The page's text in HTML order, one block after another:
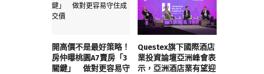
開高價不是最好策略！
房仲曝桃園A7賣房「3
關鍵」 做對更容易守
Questex旗下國際酒店
業投資論壇亞洲峰會表
示，亞洲酒店業有望迎